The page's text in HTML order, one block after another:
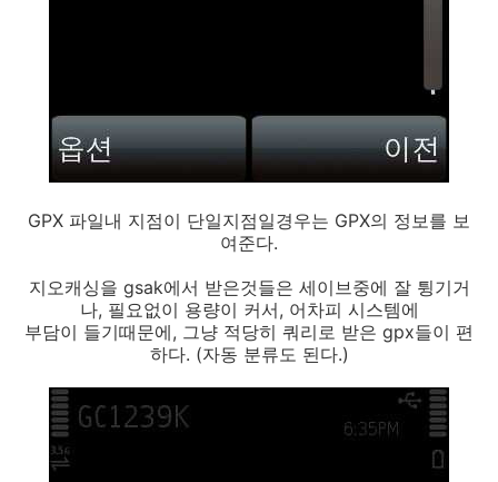
GPX 파일내 지점이 단일지점일경우는 GPX의 정보를 보
여준다.
지오캐싱을 gsak에서 받은것들은 세이브중에 잘 튕기거
나, 필요없이 용량이 커서, 어차피 시스템에
부담이 들기때문에, 그냥 적당히 쿼리로 받은 gpx들이 편
하다. (자동 분류도 된다.)